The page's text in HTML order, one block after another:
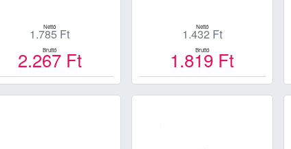
Nettó
1.785 Ft
Bruttó
2.267 Ft
Nettó
1.432 Ft
Bruttó
1.819 Ft